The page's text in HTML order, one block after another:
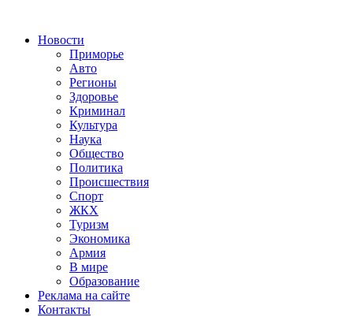
Новости
Приморье
Авто
Регионы
Здоровье
Криминал
Культура
Наука
Общество
Политика
Происшествия
Спорт
ЖКХ
Туризм
Экономика
Армия
В мире
Образование
Реклама на сайте
Контакты